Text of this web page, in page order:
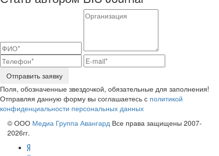
Отправить заявку
Поля, обозначенные звездочкой, обязательные для заполнения!
Отправляя данную форму вы соглашаетесь с политикой
конфиденциальности персональных данных
© ООО Медиа Группа Авангард Все права защищены 2007-
2026гг.